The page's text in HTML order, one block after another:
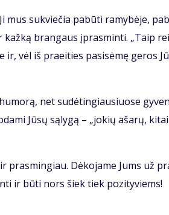
mus su­kvie­čia pa­bū­ti ra­my­bė­je,
kaž­ką bran­gaus įpras­min­ti. „Taip
ir, vėl iš pra­ei­ties pa­si­sė­mę ge­ros
net su­dė­tin­giau­siuo­se
Jū­sų są­ly­gą – „jo­kių aša­rų,
pra­smin­giau. Dė­ko­ja­me Jums už
ir bū­ti nors šiek tiek po­zi­ty­viems!